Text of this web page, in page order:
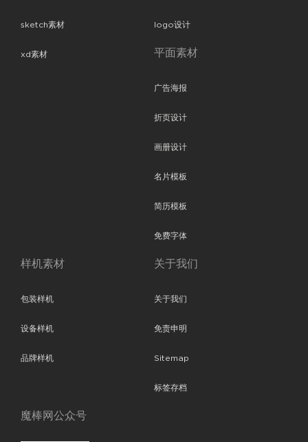
sketch素材
xd素材
logo设计
平面素材
广告海报
折页设计
画册设计
名片模板
简历模板
免费字体
样机素材
包装样机
设备样机
品牌样机
关于我们
关于我们
免责申明
Sitemap
标签存档
魔棒网公众号